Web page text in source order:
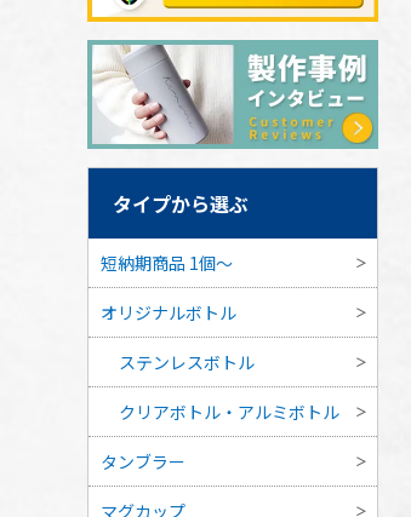
タイプから選ぶ
短納期商品 1個〜
オリジナルボトル
ステンレスボトル
クリアボトル・アルミボトル
タンブラー
マグカップ